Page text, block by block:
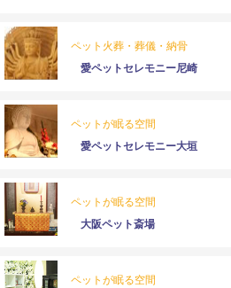
ペット火葬・葬儀・納骨
愛ペットセレモニー尼崎
ペットが眠る空間
愛ペットセレモニー大垣
ペットが眠る空間
大阪ペット斎場
ペットが眠る空間